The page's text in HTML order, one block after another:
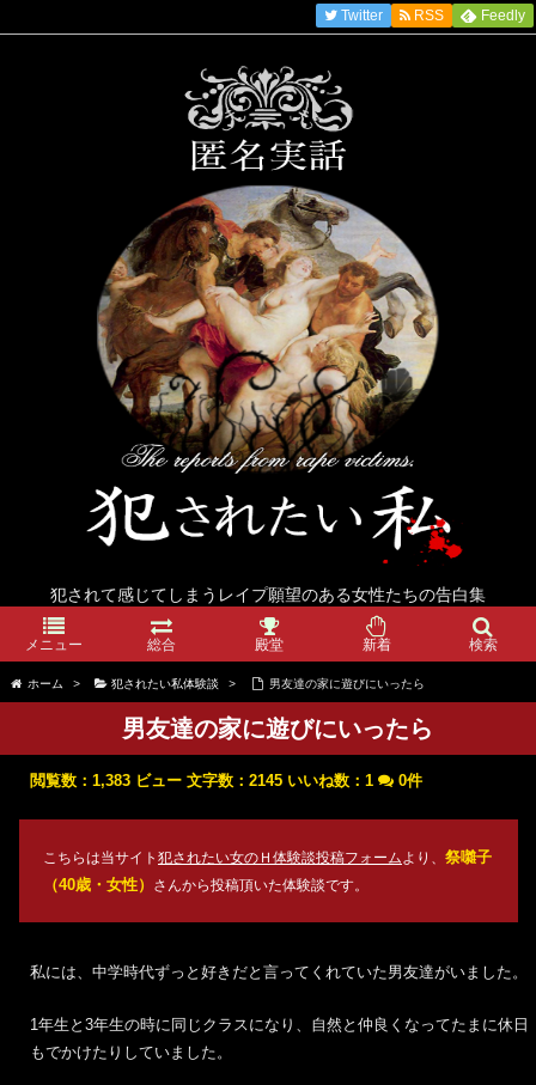
犯されて感じてしまうレイプ願望のある女性たちの告白集
メニュー 総合 殿堂 新着 検索
Twitter RSS Feedly
ホーム > 犯されたい私体験談 > 男友達の家に遊びにいったら
男友達の家に遊びにいったら
閲覧数：1,383 ビュー 文字数：2145 いいね数： 1 0件
こちらは当サイト 犯されたい女のＨ体験談投稿フォーム より、 祭囃子
（40歳・女性）
さんから投稿頂いた体験談です。
私には、中学時代ずっと好きだと言ってくれていた男友達がいました。
1年生と3年生の時に同じクラスになり、自然と仲良くなってたまに休日
もでかけたりしていました。